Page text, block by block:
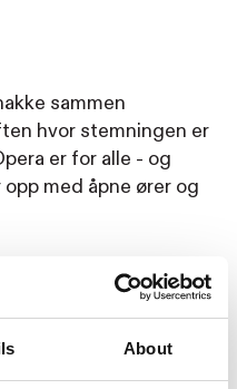
About
sammen
hvor stemningen er
er for alle - og
med åpne ører og